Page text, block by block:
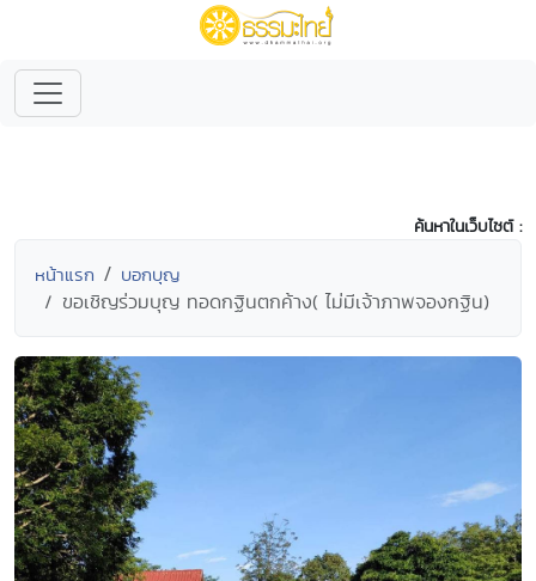
ค้นหาในเว็บไซต์ :
หน้าแรก บอกบุญ
ขอเชิญร่วมบุญ ทอดกฐินตกค้าง( ไม่มีเจ้าภาพจองกฐิน)